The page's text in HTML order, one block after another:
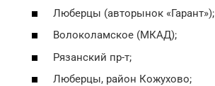
Люберцы (авторынок «Гарант»);
Волоколамское (МКАД);
Рязанский пр-т;
Люберцы, район Кожухово;